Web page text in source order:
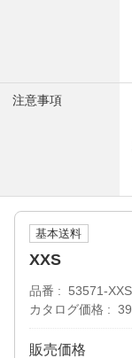
注意事項
基本送料
XXS
品番
53571-XXS
カタログ価格
販売価格